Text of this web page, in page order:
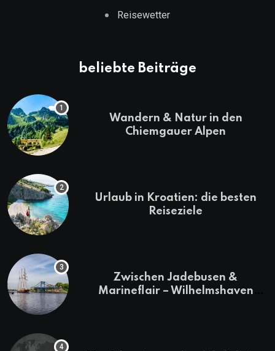
Reisewetter
beliebte Beiträge
Wandern & Natur in den
Chiemgauer Alpen
Urlaub in Kroatien: die besten
Reiseziele
Zwischen Jadebusen &
Marineflair – Wilhelmshaven